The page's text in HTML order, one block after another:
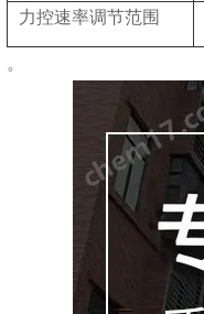
力控速率调节范围
。